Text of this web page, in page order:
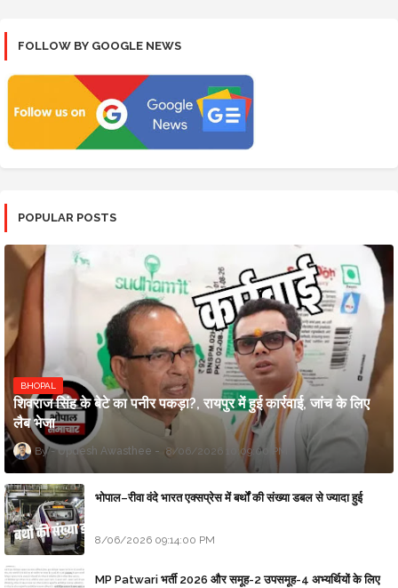
FOLLOW BY GOOGLE NEWS
POPULAR POSTS
BHOPAL
शिवराज सिंह के बेटे का पनीर पकड़ा?, रायपुर में हुई कार्रवाई, जांच के लिए
लैब भेजा
Updesh Awasthee 8/06/2026 10:09:00 PM
भोपाल–रीवा वंदे भारत एक्सप्रेस में बर्थों की संख्या डबल से ज्यादा हुई
8/06/2026 09:14:00 PM
MP Patwari भर्ती 2026 और समूह-2 उपसमूह-4 अभ्यर्थियों के लिए